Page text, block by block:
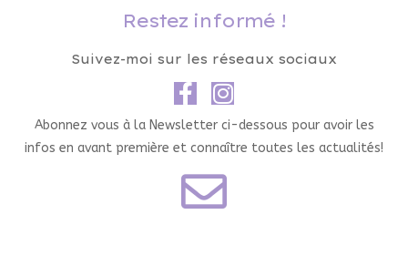
Restez informé !
Suivez-moi sur les réseaux sociaux
Abonnez vous à la Newsletter ci-dessous pour avoir les
infos en avant première et connaître toutes les actualités!